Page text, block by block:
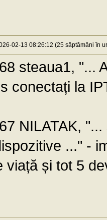
02-13 08:26:12 (25 săptămâni în
steaua1, "...
conectați la
NILATAK,
..." -
viață și tot 5